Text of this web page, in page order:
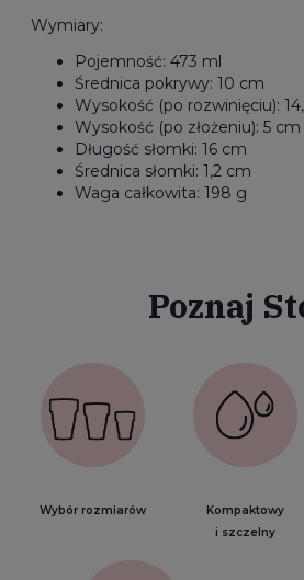
Wymiary:
Pojemność: 473 ml
Średnica pokrywy: 10 cm
Wysokość (po rozwinięciu):
Wysokość (po złożeniu): 5 cm
Długość słomki: 16 cm
Średnica słomki: 1,2 cm
Waga całkowita: 198 g
Poznaj
Wybór rozmiarów
Kompaktowy
i szczelny